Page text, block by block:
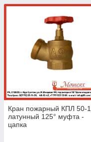
Кран пожарный КПЛ 50-1
латунный 125° муфта -
цапка